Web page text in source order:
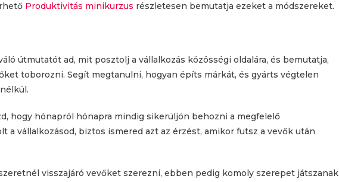
Produktivitás minikurzus részletesen bemutatja ezeket a módszereket.
útmutatót ad, mit posztolj a vállalkozás közösségi oldalára, és bemutatja,
toborozni. Segít megtanulni, hogyan építs márkát, és gyárts végtelen
hogy hónapról hónapra mindig sikerüljön behozni a megfelelő
a vállalkozásod, biztos ismered azt az érzést, amikor futsz a vevők után
visszajáró vevőket szerezni, ebben pedig komoly szerepet játszanak